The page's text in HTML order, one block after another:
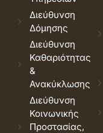
Διεύθυνση
Δόμησης
Διεύθυνση
Καθαριότητας
&
Ανακύκλωσης
Διεύθυνση
Κοινωνικής
Προστασίας,